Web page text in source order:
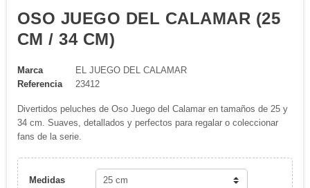
OSO JUEGO DEL CALAMAR (25
CM / 34 CM)
Marca
EL JUEGO DEL CALAMAR
Referencia
23412
Divertidos peluches de Oso Juego del Calamar en tamaños de 25 y
34 cm. Suaves, detallados y perfectos para regalar o coleccionar
fans de la serie.
Medidas